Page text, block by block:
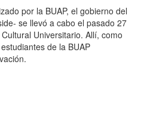
por la BUAP, el gobierno del
se llevó a cabo el pasado 27
Universitario. Allí, como
de la BUAP